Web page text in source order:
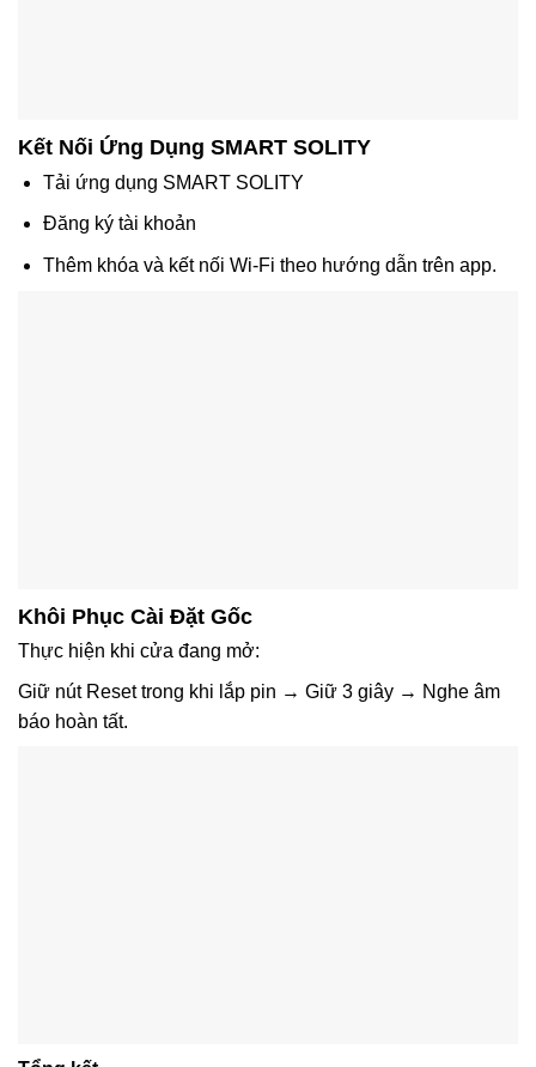
Kết Nối Ứng Dụng SMART SOLITY
Tải ứng dụng SMART SOLITY
Đăng ký tài khoản
Thêm khóa và kết nối Wi-Fi theo hướng dẫn trên app.
Khôi Phục Cài Đặt Gốc
Thực hiện khi cửa đang mở:
Giữ nút Reset trong khi lắp pin → Giữ 3 giây → Nghe âm
báo hoàn tất.